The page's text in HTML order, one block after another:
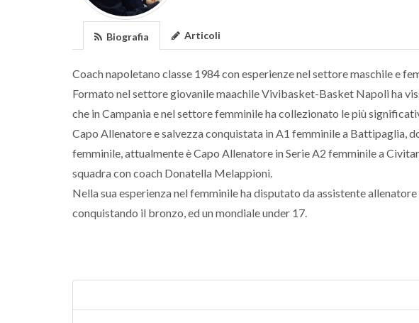
Biografia Articoli
Coach napoletano classe 1984 con esperienze nel settore maschile e
Formato nel settore giovanile maachile Vivibasket-Basket Napoli ha
che in Campania e nel settore femminile ha collezionato le più
Capo Allenatore e salvezza conquistata in A1 femminile a Battipaglia,
femminile, attualmente è Capo Allenatore in Serie A2 femminile a
squadra con coach Donatella Melappioni.
Nella sua esperienza nel femminile ha disputato da assistente
conquistando il bronzo, ed un mondiale under 17.